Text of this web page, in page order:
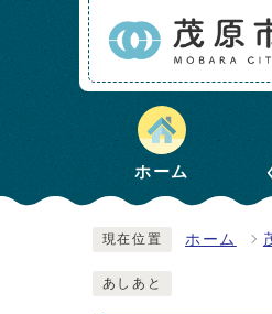
ホーム
現在位置 ホーム
あしあと